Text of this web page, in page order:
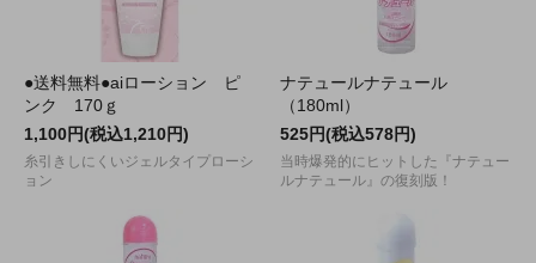
●送料無料●aiローション ピ
ンク 170ｇ
1,100円(税込1,210円)
糸引きしにくいジェルタイプローシ
ョン
ナテュールナテュール
（180ml）
525円(税込578円)
当時爆発的にヒットした『ナテュー
ルナテュール』の復刻版！